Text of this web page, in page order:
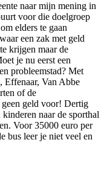
naar mijn mening in
voor die doelgroep
elders te gaan
een zak met geld
krijgen maar de
je nu eerst een
probleemstad? Met
Effenaar, Van Abbe
of de
geld voor! Dertig
naar de sporthal
Voor 35000 euro per
bus leer je niet veel en